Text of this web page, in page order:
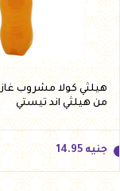
من هيلثي اند تيستي
جنيه 14.95